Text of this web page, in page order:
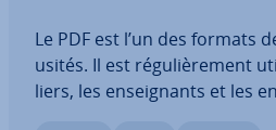
Le PDF est l’un des formats
usités. Il est ré­gu­liè­re­ment
liers, les en­seig­nants et les